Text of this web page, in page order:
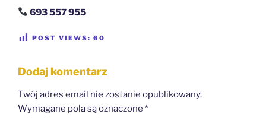
693 557 955
POST VIEWS: 60
Dodaj komentarz
Twój adres email nie zostanie opublikowany.
Wymagane pola są oznaczone *